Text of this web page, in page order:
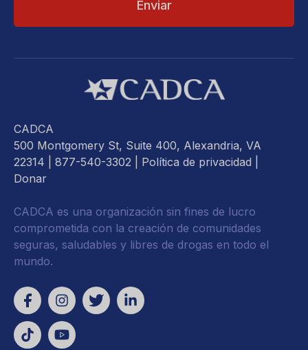
CADCA
500 Montgomery St, Suite 400, Alexandria, VA
22314 | 877-540-3302 | Política de privacidad
Donar
CADCA es una organización sin fines de lucro
comprometida con la creación de comunidades
seguras, saludables y libres de drogas en todo el
mundo.